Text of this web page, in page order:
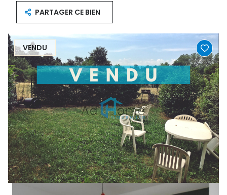
PARTAGER CE BIEN
VENDU